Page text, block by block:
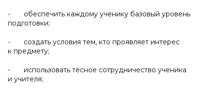
- обеспечить каждому ученику базовый уровень
подготовки;
- создать условия тем, кто проявляет интерес
к предмету;
- использовать тесное сотрудничество ученика
и учителя;